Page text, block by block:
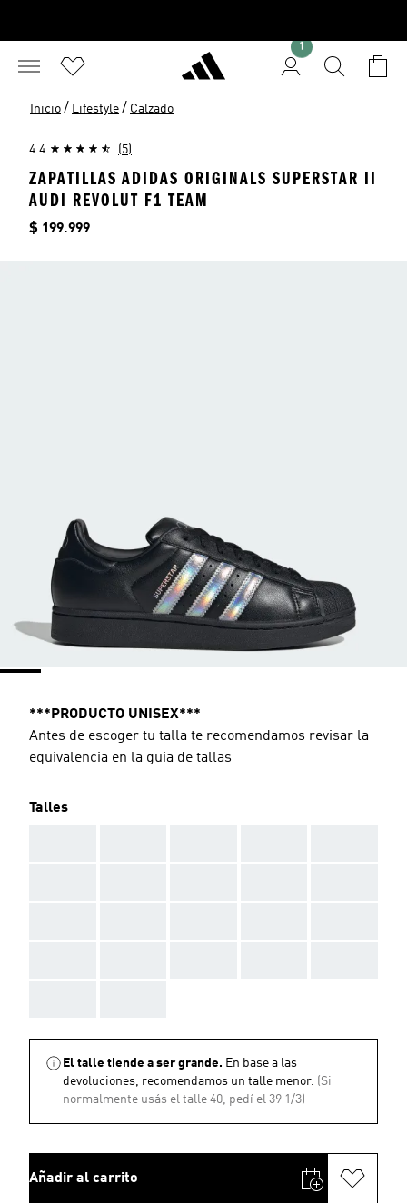
1
Inicio / Lifestyle / Calzado
4.4 (5)
ZAPATILLAS ADIDAS ORIGINALS SUPERSTAR II
AUDI REVOLUT F1 TEAM
Precio
$ 199.999
***PRODUCTO UNISEX***
Antes de escoger tu talla te recomendamos revisar la
equivalencia en la guia de tallas
Talles
El talle tiende a ser grande. En base a las
devoluciones, recomendamos un talle menor. (Si
normalmente usás el talle 40, pedí el 39 1/3)
Añadir al carrito